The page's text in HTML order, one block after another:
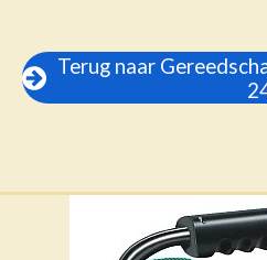
Terug naar